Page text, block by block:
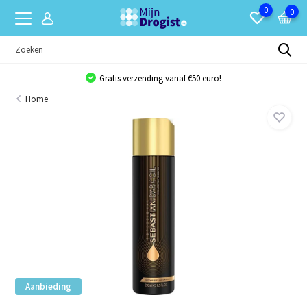
0 0
Gratis verzending vanaf €50 euro!
Home
Aanbieding